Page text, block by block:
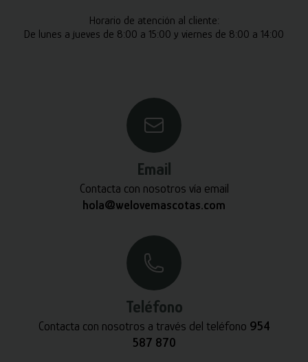
Horario de atención al cliente:
De lunes a jueves de 8:00 a 15:00 y viernes de 8:00 a 14:00
Email
Contacta con nosotros vía email
hola@welovemascotas.com
Teléfono
Contacta con nosotros a través del teléfono 954
587 870